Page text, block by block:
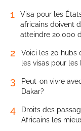
1
Visa pour les
africains doivent
atteindre 20.000
2
Voici les 20 hubs
les visas pour
3
Peut-on vivre
Dakar?
4
Droits des
Africains les